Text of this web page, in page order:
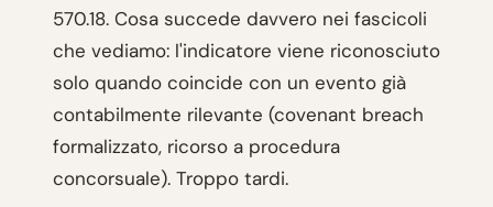
570.18. Cosa succede davvero nei fascicoli
che vediamo: l'indicatore viene riconosciuto
solo quando coincide con un evento già
contabilmente rilevante (covenant breach
formalizzato, ricorso a procedura
concorsuale). Troppo tardi.